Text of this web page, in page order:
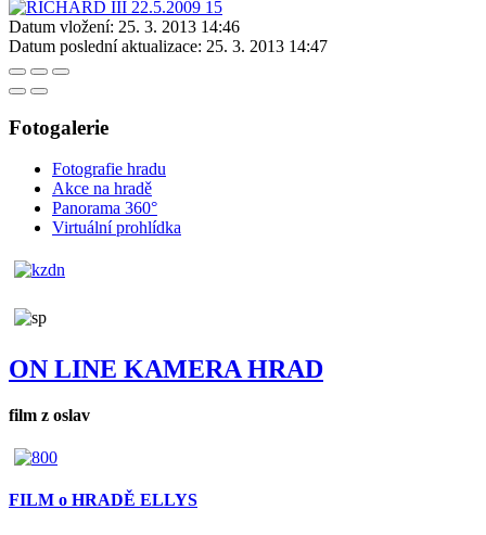
Datum vložení: 25. 3. 2013 14:46
Datum poslední aktualizace: 25. 3. 2013 14:47
Fotogalerie
Fotografie hradu
Akce na hradě
Panorama 360°
Virtuální prohlídka
ON LINE KAMERA HRAD
film z oslav
FILM o HRADĚ ELLYS